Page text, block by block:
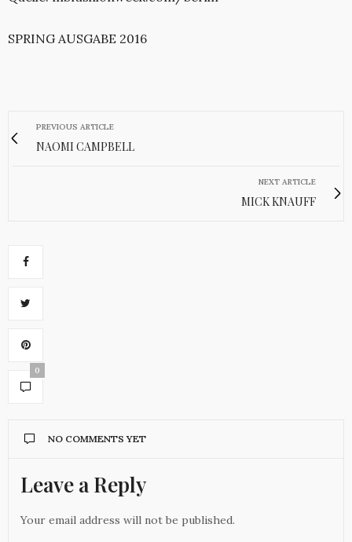
SPRING AUSGABE 2016
PREVIOUS ARTICLE
NAOMI CAMPBELL
NEXT ARTICLE
MICK KNAUFF
0
NO COMMENTS YET
Leave a Reply
Your email address will not be published.